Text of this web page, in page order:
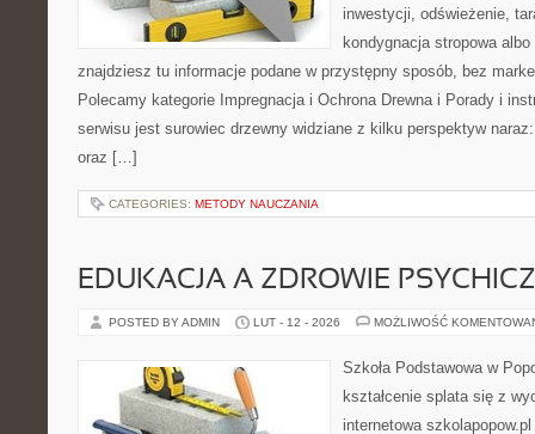
inwestycji, odświeżenie,
kondygnacja stropowa
znajdziesz tu informacje podane w przystępny sposób, bez
Polecamy kategorie Impregnacja i Ochrona Drewna i Porady i
serwisu jest surowiec drzewny widziane z kilku perspektyw
oraz […]
CATEGORIES: METODY NAUCZANIA
EDUKACJA A ZDROWIE
POSTED BY ADMIN LUT - 12 - 2026 MOŻLIWOŚĆ
Szkoła Podstawowa w
kształcenie splata się z
internetowa